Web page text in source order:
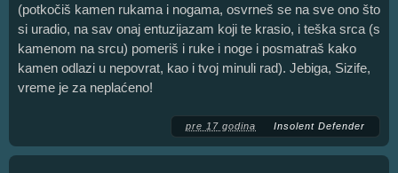
(potkočiš kamen rukama i nogama, osvrneš se na sve ono što
si uradio, na sav onaj entuzijazam koji te krasio, i teška srca (s
kamenom na srcu) pomeriš i ruke i noge i posmatraš kako
kamen odlazi u nepovrat, kao i tvoj minuli rad). Jebiga, Sizife,
vreme je za neplaćeno!
pre 17 godina Insolent Defender